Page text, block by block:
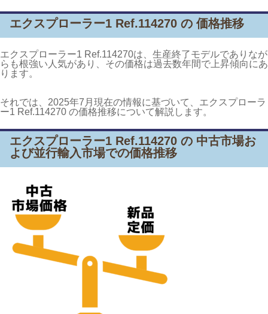
エクスプローラー1 Ref.114270 の 価格推移
エクスプローラー1 Ref.114270は、生産終了モデルでありなが
らも根強い人気があり、その価格は過去数年間で上昇傾向にあ
ります。
それでは、2025年7月現在の情報に基づいて、エクスプローラ
ー1 Ref.114270 の価格推移について解説します。
エクスプローラー1 Ref.114270 の 中古市場お
よび並行輸入市場での価格推移